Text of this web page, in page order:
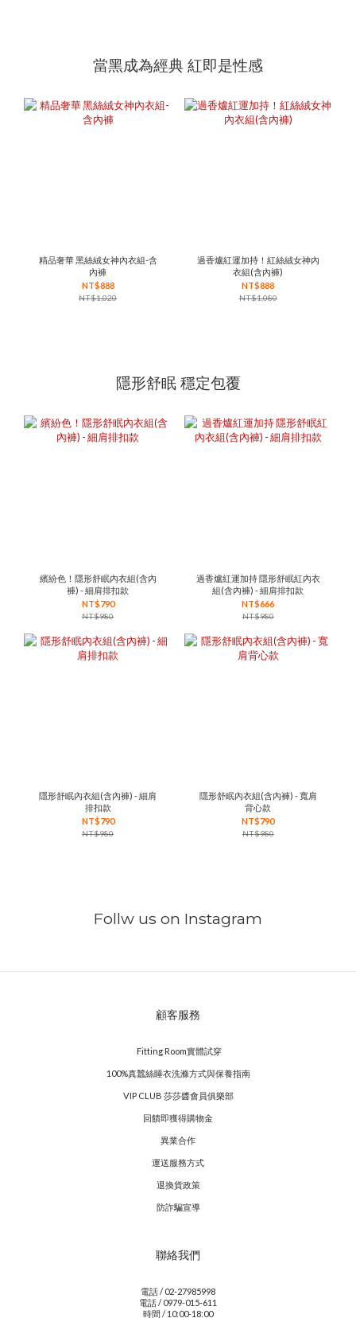
當黑成為經典 紅即是性感
精品奢華 黑絲絨女神內衣組-含
內褲
NT$888
NT$1,020
過香爐紅運加持！紅絲絨女神內
衣組(含內褲)
NT$888
NT$1,080
隱形舒眠 穩定包覆
繽紛色！隱形舒眠內衣組(含內
褲) - 細肩排扣款
NT$790
NT$980
過香爐紅運加持 隱形舒眠紅內衣
組(含內褲) - 細肩排扣款
NT$666
NT$980
隱形舒眠內衣組(含內褲) - 細肩
排扣款
NT$790
NT$980
隱形舒眠內衣組(含內褲) - 寬肩
背心款
NT$790
NT$980
Follw us on Instagram
顧客服務
Fitting Room實體試穿
100%真蠶絲睡衣洗滌方式與保養指南
VIP CLUB 莎莎醬會員俱樂部
回饋即獲得購物金
異業合作
運送服務方式
退換貨政策
防詐騙宣導
聯絡我們
電話 / 02-27985998
電話 / 0979-015-611
時間 / 10:00-18:00